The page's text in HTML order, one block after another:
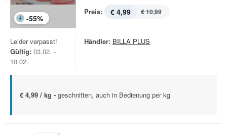
-55%
Preis: € 4,99 € 10,99
Leider verpasst!
Gültig: 03.02. -
10.02.
Händler: BILLA PLUS
€ 4,99 / kg - geschnitten, auch in Bedienung per kg